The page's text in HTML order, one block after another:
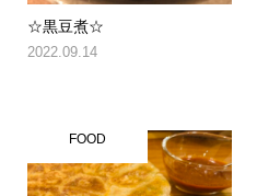
☆黒豆煮☆
2022.09.14
FOOD